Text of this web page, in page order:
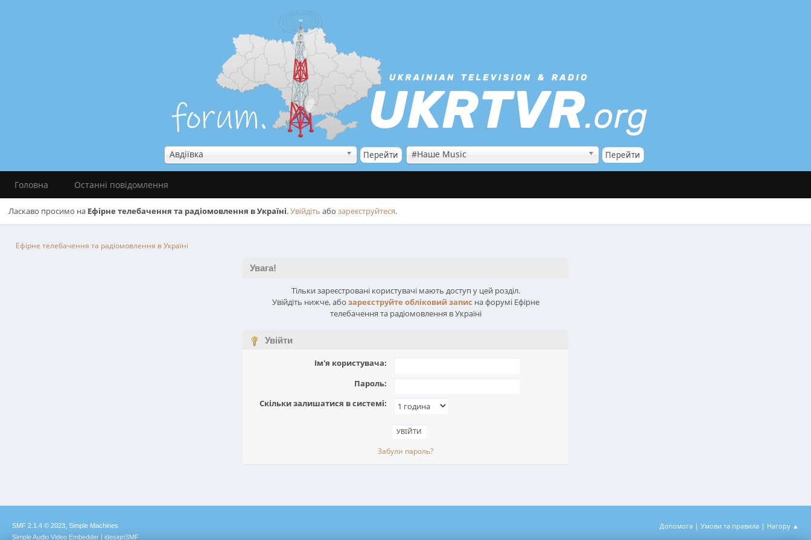
Авдіївка #Наше Music
Головна Останні повідомлення
Ласкаво просимо на Ефірне телебачення та радіомовлення в Україні.Увійдіть або зареєструйтеся.
Ефірне телебачення та радіомовлення в Україні
Увага!
Тільки зареєстровані користувачі мають доступ у цей розділ.
Увійдіть нижче, або зареєструйте обліковий запис на форумі Ефірне
телебачення та радіомовлення в Україні
Увійти
Ім'я користувача:
Пароль:
Скільки залишатися в системі:
Забули пароль?
Допомога | Умови та правила | Нагору ▲
SMF 2.1.4 © 2023, Simple Machines
Simple Audio Video Embedder
idesignSMF